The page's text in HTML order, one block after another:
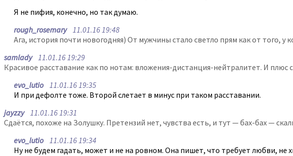
Я не пифия, конечно, но так думаю.
rough_rosemary11.01.16 19:48
Ага, история почти новогодняя) От мужчины стало светло прям как от того,
samlady11.01.16 19:29
Красивое расставание как по нотам: вложения-дистанция-нейтралитет. И плюс
evo_lutio11.01.16 19:35
И при дефолте тоже. Второй слетает в минус при таком расставании.
jayzzy11.01.16 19:31
Сдаётся, похоже на Золушку. Претензий нет, чувства есть, и тут — бах-бах —
evo_lutio11.01.16 19:34
Ну не будем гадать, может и не на ровном. Она пишет, что требует любви, не